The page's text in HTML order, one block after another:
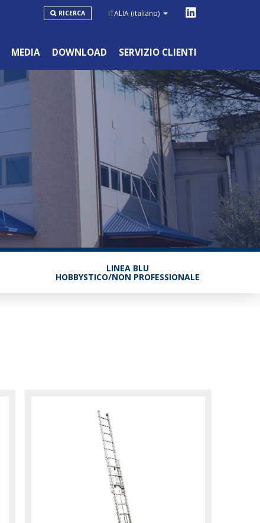
ITALIA (italiano)
RICERCA
MEDIA DOWNLOAD SERVIZIO CLIENTI
LINEA BLU
HOBBYSTICO/NON PROFESSIONALE
HOBBYSTICO/NON PROFESSIONALE